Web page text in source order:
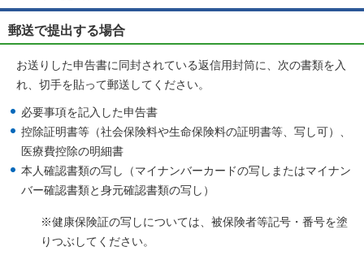
郵送で提出する場合
お送りした申告書に同封されている返信用封筒に、次の書類を入
れ、切手を貼って郵送してください。
必要事項を記入した申告書
控除証明書等（社会保険料や生命保険料の証明書等、写し可）、
医療費控除の明細書
本人確認書類の写し（マイナンバーカードの写しまたはマイナン
バー確認書類と身元確認書類の写し）
※健康保険証の写しについては、被保険者等記号・番号を塗
りつぶしてください。